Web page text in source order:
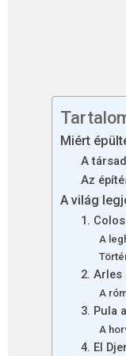
Miért
A
Az
A világ
1.
A
2.
A
3. Pula
A
4. El